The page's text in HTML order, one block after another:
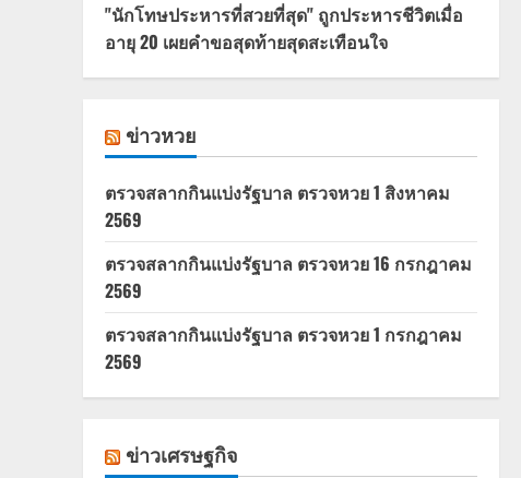
"นักโทษประหารที่สวยที่สุด" ถูกประหารชีวิตเมื่อ
อายุ 20 เผยคำขอสุดท้ายสุดสะเทือนใจ
ข่าวหวย
ตรวจสลากกินแบ่งรัฐบาล ตรวจหวย 1 สิงหาคม
2569
ตรวจสลากกินแบ่งรัฐบาล ตรวจหวย 16 กรกฎาคม
2569
ตรวจสลากกินแบ่งรัฐบาล ตรวจหวย 1 กรกฎาคม
2569
ข่าวเศรษฐกิจ